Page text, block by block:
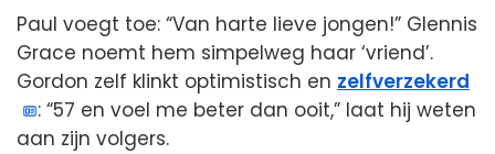
Paul voegt toe: “Van harte lieve jongen!” Glennis
Grace noemt hem simpelweg haar ‘vriend’.
Gordon zelf klinkt optimistisch en zelfverzekerd
: “57 en voel me beter dan ooit,” laat hij weten
aan zijn volgers.